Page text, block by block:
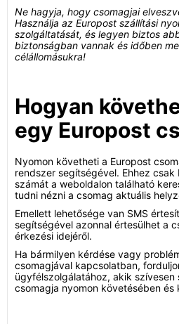
Ne hagyja, hogy csomagjai
Használja az Europost szállítási
szolgáltatását, és legyen biztos
biztonságban vannak és időben
célállomásukra!
Hogyan
egy Europost
Nyomon követheti a Europost
rendszer segítségével. Ehhez csak
számát a weboldalon található
tudni nézni a csomag aktuális
Emellett lehetősége van SMS
segítségével azonnal értesülhet a
érkezési idejéről.
Ha bármilyen kérdése vagy
csomagjával kapcsolatban,
ügyfélszolgálatához, akik szívesen
csomagja nyomon követésében és